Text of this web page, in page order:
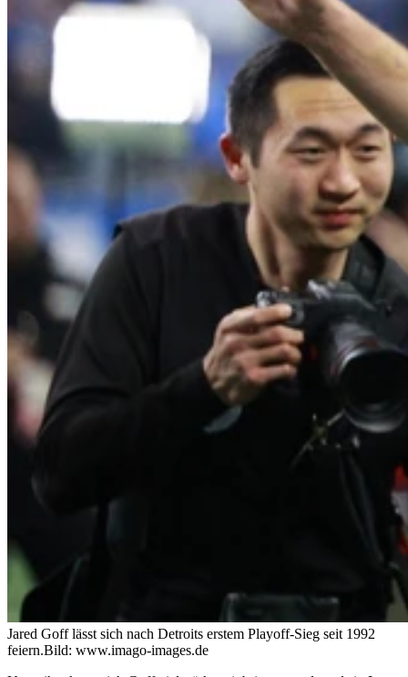
Jared Goff lässt sich nach Detroits erstem Playoff-Sieg seit 1992
feiern.Bild: www.imago-images.de